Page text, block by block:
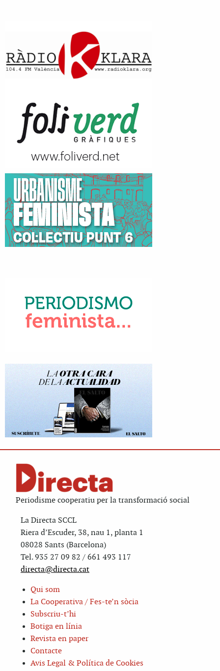
Periodisme cooperatiu per la transformació social
La Directa SCCL
Riera d’Escuder, 38, nau 1, planta 1
08028 Sants (Barcelona)
Tel. 935 27 09 82 / 661 493 117
directa@directa.cat
Qui som
La Cooperativa / Fes-te’n sòcia
Subscriu-t’hi
Botiga en línia
Revista en paper
Contacte
Avis Legal & Política de Cookies